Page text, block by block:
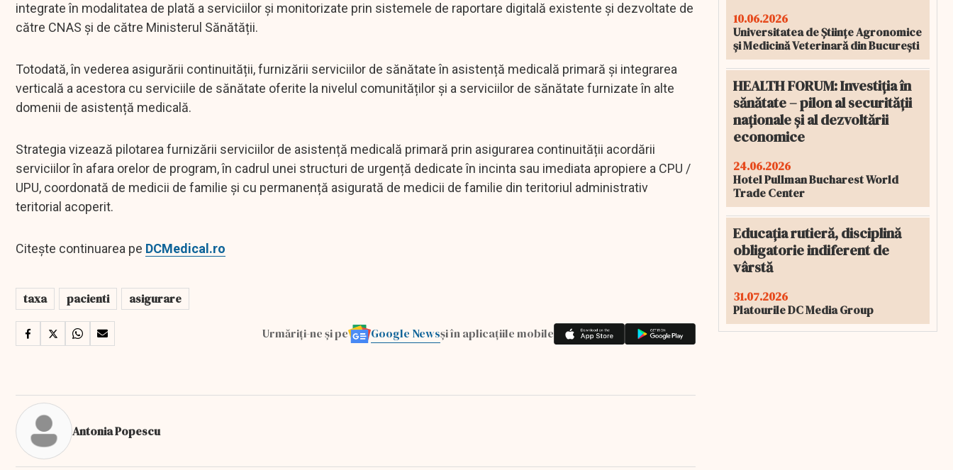
integrate în modalitatea de plată a serviciilor și monitorizate prin sistemele de raportare digitală existente și dezvoltate de
către CNAS și de către Ministerul Sănătății.
Totodată, în vederea asigurării continuității, furnizării serviciilor de sănătate în asistență medicală primară și integrarea
verticală a acestora cu serviciile de sănătate oferite la nivelul comunităților și a serviciilor de sănătate furnizate în alte
domenii de asistență medicală.
Strategia vizează pilotarea furnizării serviciilor de asistență medicală primară prin asigurarea continuității acordării
serviciilor în afara orelor de program, în cadrul unei structuri de urgență dedicate în incinta sau imediata apropiere a CPU /
UPU, coordonată de medicii de familie și cu permanență asigurată de medicii de familie din teritoriul administrativ
teritorial acoperit.
Citește continuarea pe DCMedical.ro
taxa pacienti asigurare
Urmăriți-ne și pe Google Newsși în aplicațiile mobile
Antonia Popescu
10.06.2026
Universitatea de Științe Agronomice
și Medicină Veterinară din București
HEALTH FORUM: Investiția în
sănătate – pilon al securității
naționale și al dezvoltării
economice
24.06.2026
Hotel Pullman Bucharest World
Trade Center
Educația rutieră, disciplină
obligatorie indiferent de
vârstă
31.07.2026
Platourile DC Media Group